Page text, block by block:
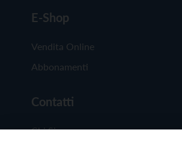
E-Shop
Vendita Online
Abbonamenti
Contatti
Chi Siamo